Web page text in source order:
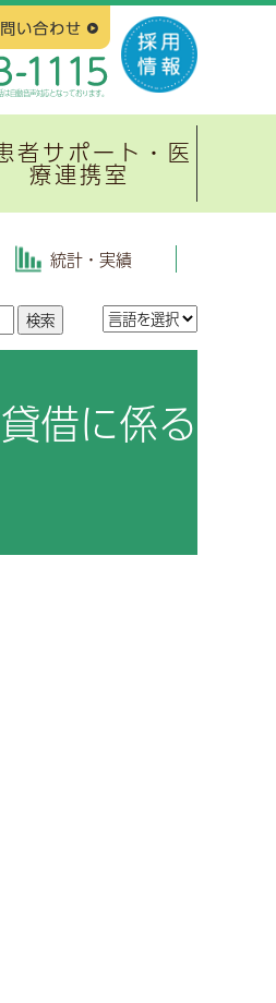
自動音声対応となっております。
の他
み
研究会
会
ットワーク
工学科
習慣病予防健診
病教室
者サポート・医
療連携室
携ネットワーク
ンター
統計・実績
借に係る